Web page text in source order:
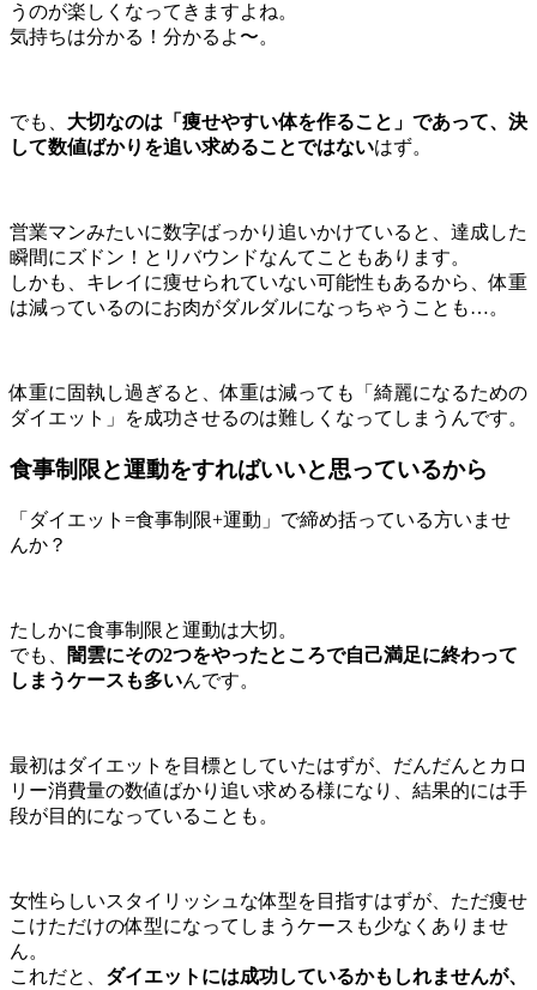
うのが楽しくなってきますよね。
気持ちは分かる！分かるよ〜。
でも、 大切なのは「痩せやすい体を作ること」であって、決
して数値ばかりを追い求めることではないはず。
営業マンみたいに数字ばっかり追いかけていると、達成した
瞬間にズドン！とリバウンドなんてこともあります。
しかも、キレイに痩せられていない可能性もあるから、体重
は減っているのにお肉がダルダルになっちゃうことも…。
体重に固執し過ぎると、体重は減っても「綺麗になるための
ダイエット」を成功させるのは難しくなってしまうんです。
食事制限と運動をすればいいと思っているから
「ダイエット=食事制限+運動」で締め括っている方いませ
んか？
たしかに食事制限と運動は大切。
でも、
闇雲にその2つをやったところで自己満足に終わって
しまうケースも多いんです。
最初はダイエットを目標としていたはずが、だんだんとカロ
リー消費量の数値ばかり追い求める様になり、結果的には手
段が目的になっていることも。
女性らしいスタイリッシュな体型を目指すはずが、ただ痩せ
こけただけの体型になってしまうケースも少なくありませ
ん。
これだと、 ダイエットには成功しているかもしれませんが、